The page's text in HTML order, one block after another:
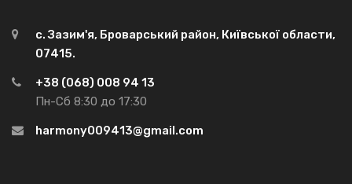
с. Зазим'я, Броварський район, Київської области,
07415.
+38 (068) 008 94 13
Пн-Сб 8:30 до 17:30
harmony009413@gmail.com